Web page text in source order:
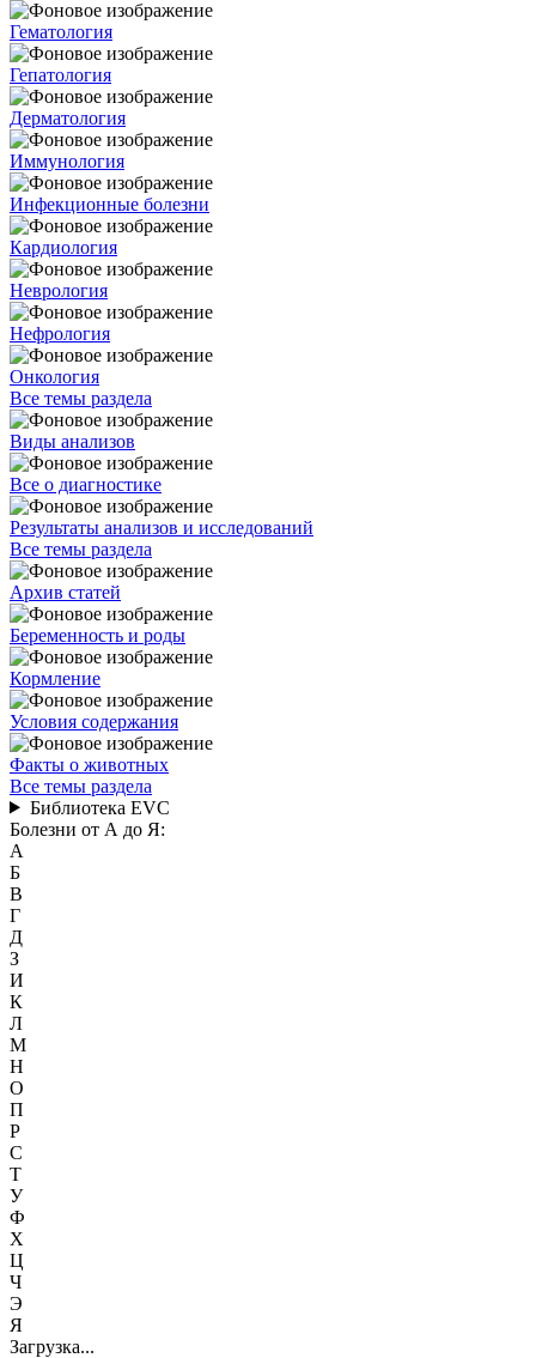
Гематология
Гепатология
Дерматология
Иммунология
Инфекционные болезни
Кардиология
Неврология
Нефрология
Онкология
Все темы раздела
Виды анализов
Все о диагностике
Результаты анализов и исследований
Все темы раздела
Архив статей
Беременность и роды
Кормление
Условия содержания
Факты о животных
Все темы раздела
Библиотека EVC
Болезни от А до Я:
А
Б
В
Г
Д
З
И
К
Л
М
Н
О
П
Р
С
Т
У
Ф
Х
Ц
Ч
Э
Я
Загрузка...